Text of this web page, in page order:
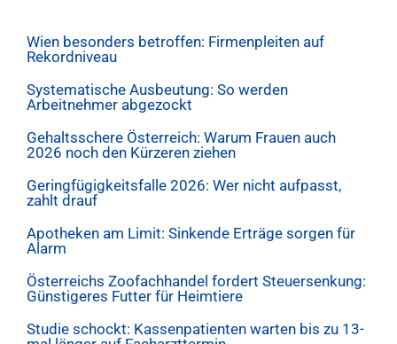
Wien besonders betroffen: Firmenpleiten auf
Rekordniveau
Systematische Ausbeutung: So werden
Arbeitnehmer abgezockt
Gehaltsschere Österreich: Warum Frauen auch
2026 noch den Kürzeren ziehen
Geringfügigkeitsfalle 2026: Wer nicht aufpasst,
zahlt drauf
Apotheken am Limit: Sinkende Erträge sorgen für
Alarm
Österreichs Zoofachhandel fordert Steuersenkung:
Günstigeres Futter für Heimtiere
Studie schockt: Kassenpatienten warten bis zu 13-